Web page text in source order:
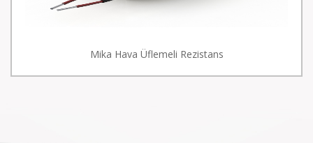
Mika Hava Üflemeli Rezistans